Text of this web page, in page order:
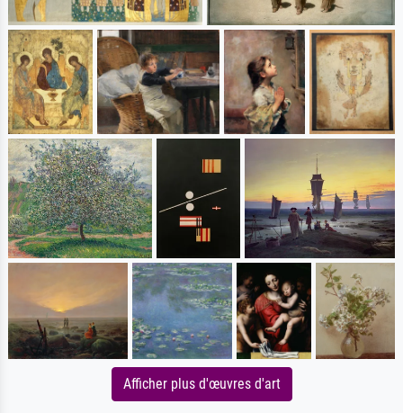
Afficher plus d'œuvres d'art